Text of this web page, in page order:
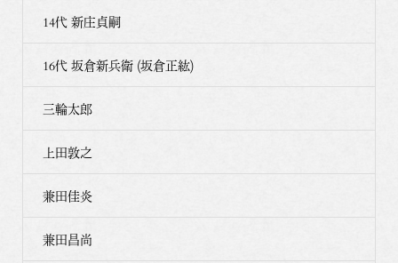
14代 新庄貞嗣
16代 坂倉新兵衛 (坂倉正紘)
三輪太郎
上田敦之
兼田佳炎
兼田昌尚